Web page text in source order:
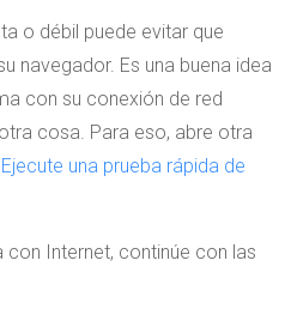
o débil puede evitar que
navegador. Es una buena idea
con su conexión de red
cosa. Para eso, abre otra
Ejecute una prueba rápida de
con Internet, continúe con las